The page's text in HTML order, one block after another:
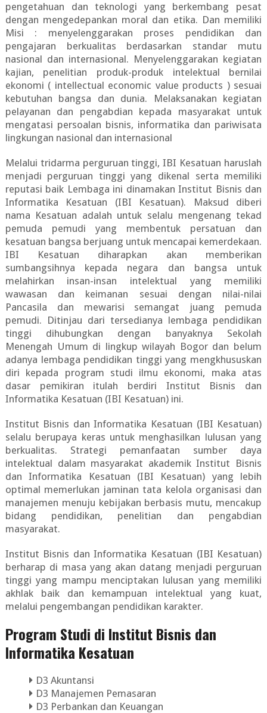
pengetahuan dan teknologi yang berkembang pesat
dengan mengedepankan moral dan etika. Dan memiliki
Misi : menyelenggarakan proses pendidikan dan
pengajaran berkualitas berdasarkan standar mutu
nasional dan internasional. Menyelenggarakan kegiatan
kajian, penelitian produk-produk intelektual bernilai
ekonomi ( intellectual economic value products ) sesuai
kebutuhan bangsa dan dunia. Melaksanakan kegiatan
pelayanan dan pengabdian kepada masyarakat untuk
mengatasi persoalan bisnis, informatika dan pariwisata
lingkungan nasional dan internasional
Melalui tridarma perguruan tinggi, IBI Kesatuan haruslah
menjadi perguruan tinggi yang dikenal serta memiliki
reputasi baik Lembaga ini dinamakan Institut Bisnis dan
Informatika Kesatuan (IBI Kesatuan). Maksud diberi
nama Kesatuan adalah untuk selalu mengenang tekad
pemuda pemudi yang membentuk persatuan dan
kesatuan bangsa berjuang untuk mencapai kemerdekaan.
IBI Kesatuan diharapkan akan memberikan
sumbangsihnya kepada negara dan bangsa untuk
melahirkan insan-insan intelektual yang memiliki
wawasan dan keimanan sesuai dengan nilai-nilai
Pancasila dan mewarisi semangat juang pemuda
pemudi. Ditinjau dari tersedianya lembaga pendidikan
tinggi dihubungkan dengan banyaknya Sekolah
Menengah Umum di lingkup wilayah Bogor dan belum
adanya lembaga pendidikan tinggi yang mengkhususkan
diri kepada program studi ilmu ekonomi, maka atas
dasar pemikiran itulah berdiri Institut Bisnis dan
Informatika Kesatuan (IBI Kesatuan) ini.
Institut Bisnis dan Informatika Kesatuan (IBI Kesatuan)
selalu berupaya keras untuk menghasilkan lulusan yang
berkualitas. Strategi pemanfaatan sumber daya
intelektual dalam masyarakat akademik Institut Bisnis
dan Informatika Kesatuan (IBI Kesatuan) yang lebih
optimal memerlukan jaminan tata kelola organisasi dan
manajemen menuju kebijakan berbasis mutu, mencakup
bidang pendidikan, penelitian dan pengabdian
masyarakat.
Institut Bisnis dan Informatika Kesatuan (IBI Kesatuan)
berharap di masa yang akan datang menjadi perguruan
tinggi yang mampu menciptakan lulusan yang memiliki
akhlak baik dan kemampuan intelektual yang kuat,
melalui pengembangan pendidikan karakter.
Program Studi di Institut Bisnis dan
Informatika Kesatuan
D3 Akuntansi
D3 Manajemen Pemasaran
D3 Perbankan dan Keuangan